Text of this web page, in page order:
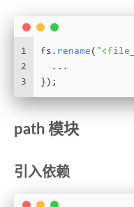
1
2
3
fs. rename (
  ...
});
path 模块
引入依赖